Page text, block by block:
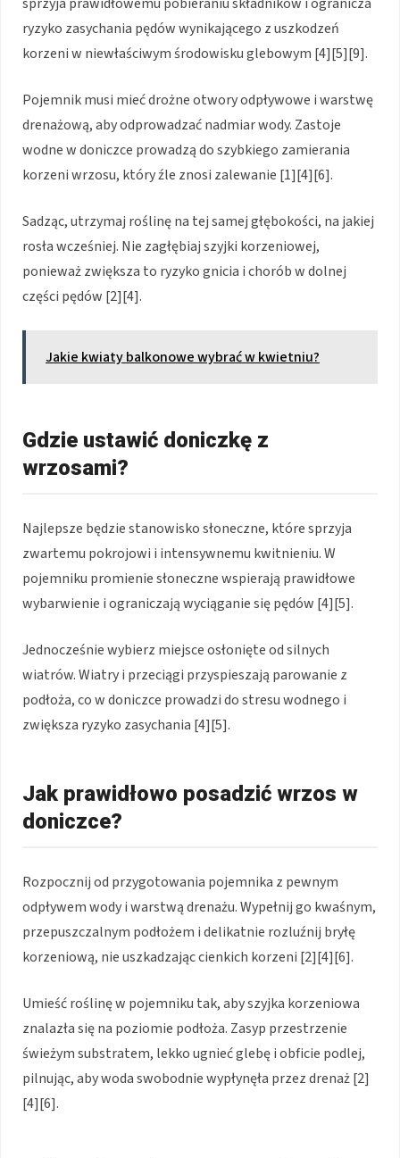
ryzyko zasychania pędów wynikającego z uszkodzeń
korzeni w niewłaściwym środowisku glebowym [4][5][9].
Pojemnik musi mieć drożne otwory odpływowe i warstwę
drenażową, aby odprowadzać nadmiar wody. Zastoje
wodne w doniczce prowadzą do szybkiego zamierania
korzeni wrzosu, który źle znosi zalewanie [1][4][6].
Sadząc, utrzymaj roślinę na tej samej głębokości, na jakiej
rosła wcześniej. Nie zagłębiaj szyjki korzeniowej,
ponieważ zwiększa to ryzyko gnicia i chorób w dolnej
części pędów [2][4].
Jakie kwiaty balkonowe wybrać w kwietniu?
Gdzie ustawić doniczkę z
wrzosami?
Najlepsze będzie stanowisko słoneczne, które sprzyja
zwartemu pokrojowi i intensywnemu kwitnieniu. W
pojemniku promienie słoneczne wspierają prawidłowe
wybarwienie i ograniczają wyciąganie się pędów [4][5].
Jednocześnie wybierz miejsce osłonięte od silnych
wiatrów. Wiatry i przeciągi przyspieszają parowanie z
podłoża, co w doniczce prowadzi do stresu wodnego i
zwiększa ryzyko zasychania [4][5].
Jak prawidłowo posadzić wrzos w
doniczce?
Rozpocznij od przygotowania pojemnika z pewnym
odpływem wody i warstwą drenażu. Wypełnij go kwaśnym,
przepuszczalnym podłożem i delikatnie rozluźnij bryłę
korzeniową, nie uszkadzając cienkich korzeni [2][4][6].
Umieść roślinę w pojemniku tak, aby szyjka korzeniowa
znalazła się na poziomie podłoża. Zasyp przestrzenie
świeżym substratem, lekko ugnieć glebę i obficie podlej,
pilnując, aby woda swobodnie wypłynęła przez drenaż [2]
[4][6].